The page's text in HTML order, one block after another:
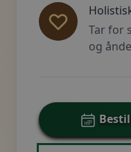
Tar for
og